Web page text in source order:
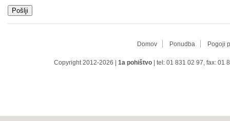
Domov Ponudba Pogoji
Copyright 2012-2026 | 1a pohištvo | tel: 01 831 02 97, fax: 01